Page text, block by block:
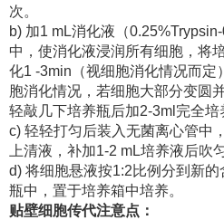
次。
b) 加1 mL消化液（
中，使消化液浸润所有细胞，将
化1 -3min（视细胞消化情况而定
胞消化情况，若细胞大部分变圆
轻敲几下培养瓶后加2-3ml完全培
c) 轻轻打匀后装入无菌离心管中
上清液，补加1-2 mL培养液
d) 将细胞悬液按1:2比例分到新
瓶中，置于培养箱中培养。
贴壁细胞传代注意点：